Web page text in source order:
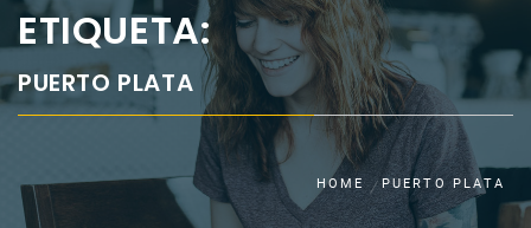
ETIQUETA:
PUERTO PLATA
HOME PUERTO PLATA